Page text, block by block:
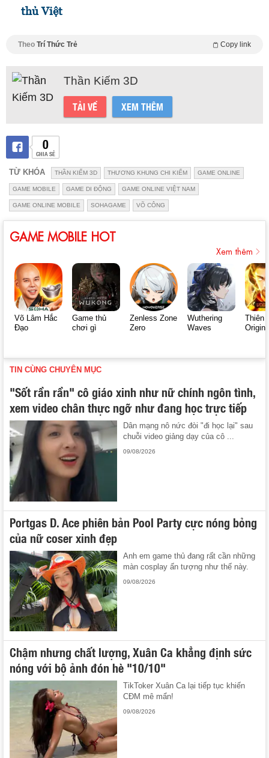
thủ Việt
Theo Trí Thức Trẻ Copy link
Thần Kiếm 3D
TẢI VỀ XEM THÊM
0
CHIA SẺ
TỪ KHÓA THẦN KIẾM 3D THƯƠNG KHUNG CHI KIẾM GAME ONLINE
GAME MOBILE GAME DI ĐỘNG GAME ONLINE VIỆT NAM
GAME ONLINE MOBILE SOHAGAME VÕ CÔNG
GAME MOBILE HOT
Xem thêm
Võ Lâm Hắc
Đạo
Game thủ
chơi gì
Zenless Zone
Zero
Wuthering
Waves
Thiên
Origin
TIN CÙNG CHUYÊN MỤC
"Sốt rần rần" cô giáo xinh như nữ chính ngôn tình,
xem video chân thực ngỡ như đang học trực tiếp
Dân mạng nô nức đòi "đi học lại" sau
chuỗi video giảng dạy của cô ...
09/08/2026
Portgas D. Ace phiên bản Pool Party cực nóng bỏng
của nữ coser xinh đẹp
Anh em game thủ đang rất cần những
màn cosplay ấn tượng như thế này.
09/08/2026
Chậm nhưng chất lượng, Xuân Ca khẳng định sức
nóng với bộ ảnh đón hè "10/10"
TikToker Xuân Ca lại tiếp tục khiến
CĐM mê mẩn!
09/08/2026